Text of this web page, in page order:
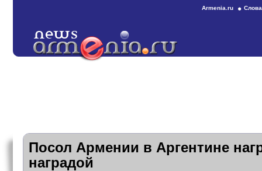
Armenia.ru
Посол Армении в Аргентине
наградой